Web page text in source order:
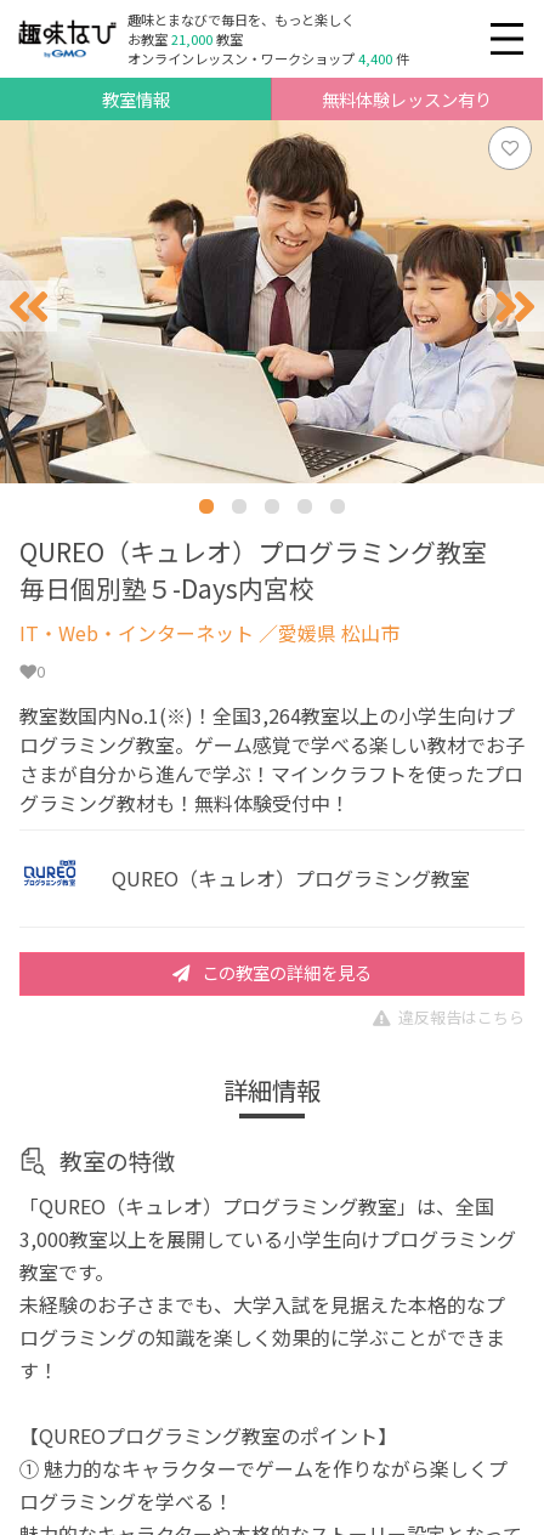
趣味とまなびで毎日を、もっと楽しく
お教室21,000教室
オンラインレッスン・ワークショップ4,400件
教室情報 無料体験レッスン有り
QUREO（キュレオ）プログラミング教室
毎日個別塾５-Days内宮校
IT・Web・インターネット ／愛媛県 松山市
0
教室数国内No.1(※)！全国3,264教室以上の小学生向けプ
ログラミング教室。ゲーム感覚で学べる楽しい教材でお子
さまが自分から進んで学ぶ！マインクラフトを使ったプロ
グラミング教材も！無料体験受付中！
QUREO（キュレオ）プログラミング教室
この教室の詳細を見る
違反報告はこちら
詳細情報
教室の特徴
「QUREO（キュレオ）プログラミング教室」は、全国
3,000教室以上を展開している小学生向けプログラミング
教室です。
未経験のお子さまでも、大学入試を見据えた本格的なプ
ログラミングの知識を楽しく効果的に学ぶことができま
す！
【QUREOプログラミング教室のポイント】
① 魅力的なキャラクターでゲームを作りながら楽しくプ
ログラミングを学べる！